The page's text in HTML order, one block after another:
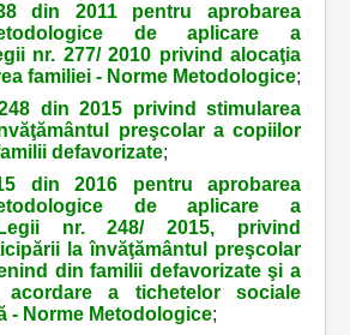
din 2011 pentru aprobarea
de aplicare a
nr. 277/ 2010 privind alocaţia
familiei - Norme Metodologice;
din 2015 privind stimularea
preşcolar a copiilor
defavorizate;
din 2016 pentru aprobarea
de aplicare a
nr. 248/ 2015, privind
la învăţământul preşcolar
din familii defavorizate şi a
a tichetelor sociale
- Norme Metodologice;